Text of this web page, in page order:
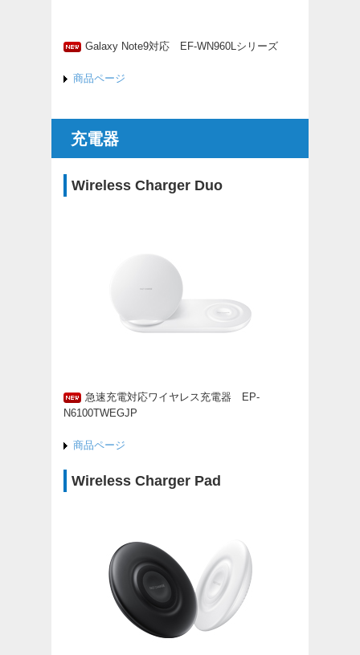
Galaxy Note9対応 EF-WN960Lシリーズ
商品ページ
充電器
Wireless Charger Duo
急速充電対応ワイヤレス充電器 EP-
N6100TWEGJP
商品ページ
Wireless Charger Pad